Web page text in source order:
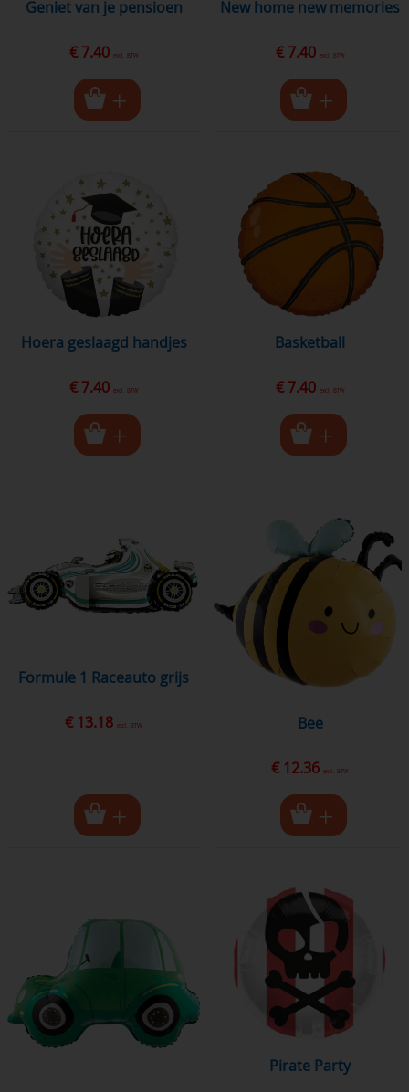
geniet van je pensioen
€ 7.40 excl. BTW
new home new memories
€ 7.40 excl. BTW
hoera geslaagd handjes
€ 7.40 excl. BTW
basketball
€ 7.40 excl. BTW
Formule 1 Raceauto grijs
€ 13.18 excl. BTW Bee
€ 12.36 excl. BTW
Pirate Party